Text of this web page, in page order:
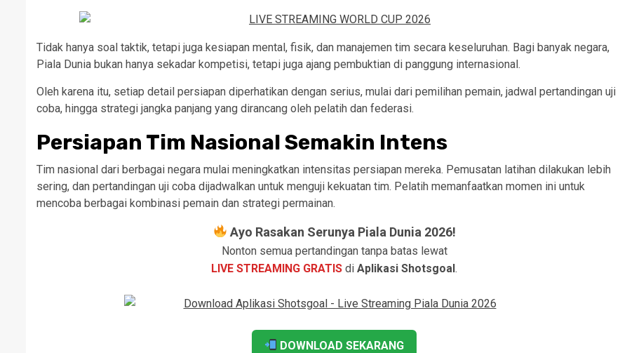
Tidak hanya soal taktik, tetapi juga kesiapan mental, fisik, dan manajemen tim secara keseluruhan. Bagi banyak negara,
Piala Dunia bukan hanya sekadar kompetisi, tetapi juga ajang pembuktian di panggung internasional.
Oleh karena itu, setiap detail persiapan diperhatikan dengan serius, mulai dari pemilihan pemain, jadwal pertandingan uji
coba, hingga strategi jangka panjang yang dirancang oleh pelatih dan federasi.
Persiapan Tim Nasional Semakin Intens
Tim nasional dari berbagai negara mulai meningkatkan intensitas persiapan mereka. Pemusatan latihan dilakukan lebih
sering, dan pertandingan uji coba dijadwalkan untuk menguji kekuatan tim. Pelatih memanfaatkan momen ini untuk
mencoba berbagai kombinasi pemain dan strategi permainan.
Ayo Rasakan Serunya Piala Dunia 2026!
Nonton semua pertandingan tanpa batas lewat
LIVE STREAMING GRATIS di Aplikasi Shotsgoal.
DOWNLOAD SEKARANG